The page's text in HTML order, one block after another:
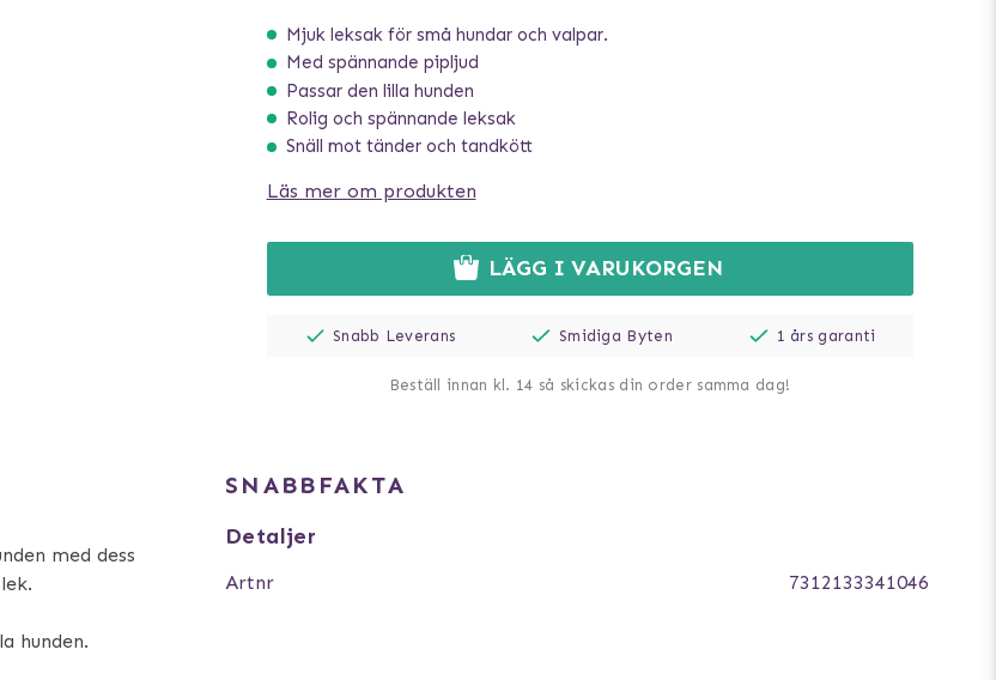
Mjuk leksak för små hundar och valpar.
Med spännande pipljud
Passar den lilla hunden
Rolig och spännande leksak
Snäll mot tänder och tandkött
Läs mer om produkten
LÄGG I VARUKORGEN
Snabb Leverans Smidiga Byten 1 års garanti
Beställ innan kl. 14 så skickas din order samma dag!
med dess
hunden.
SNABBFAKTA
Detaljer
Artnr 7312133341046